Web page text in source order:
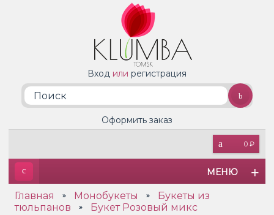
Вход или регистрация
0 ₽
Оформить заказ
МЕНЮ
Главная » Монобукеты »
Букеты из
тюльпанов
» Букет Розовый микс